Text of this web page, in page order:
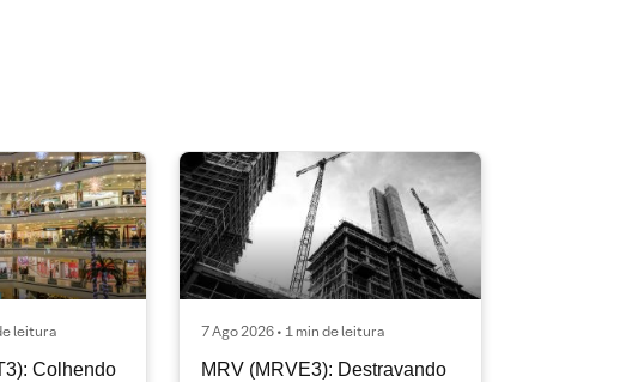
leitura
Colhendo
7 Ago 2026 • 1 min de leitura
MRV (MRVE3): Destravando